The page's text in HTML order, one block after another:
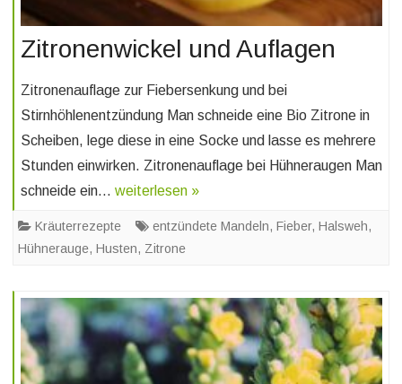
Zitronenwickel und Auflagen
Zitronenauflage zur Fiebersenkung und bei
Stirnhöhlenentzündung Man schneide eine Bio Zitrone in
Scheiben, lege diese in eine Socke und lasse es mehrere
Stunden einwirken. Zitronenauflage bei Hühneraugen Man
schneide ein… weiterlesen »
Kräuterrezepte entzündete Mandeln, Fieber, Halsweh,
Hühnerauge, Husten, Zitrone